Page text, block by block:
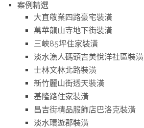
案例精選
大直敬業四路豪宅裝潢
萬華龍山寺地下街裝潢
三峽85坪住家裝潢
淡水漁人碼頭吉美悅洋社區裝潢
士林文林北路裝潢
新竹麗山街透天裝潢
基隆路住家裝潢
昌吉街精品服飾店巴洛克裝潢
淡水環遊郡裝潢